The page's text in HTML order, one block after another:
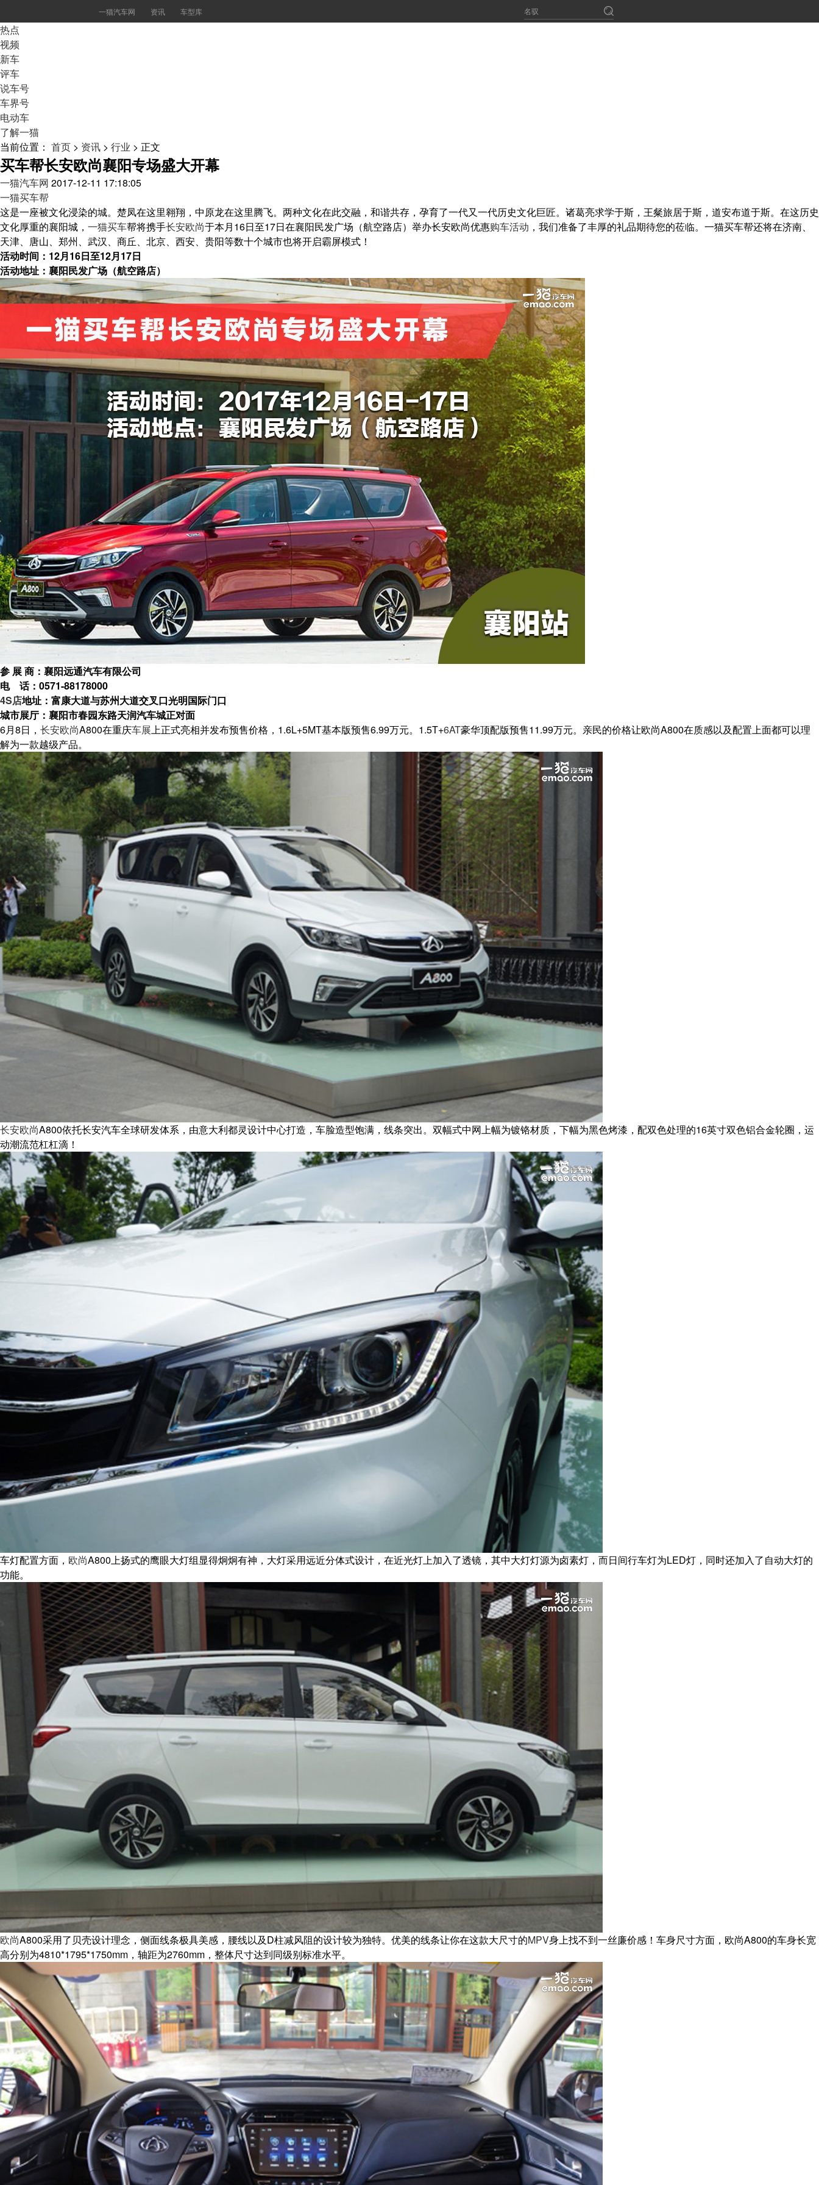
一猫汽车网 资讯 车型库
热点
视频
新车
评车
说车号
车界号
电动车
了解一猫
当前位置： 首页 > 资讯 > 行业 > 正文
买车帮长安欧尚襄阳专场盛大开幕
一猫汽车网 2017-12-11 17:18:05
一猫买车帮
这是一座被文化浸染的城。楚凤在这里翱翔，中原龙在这里腾飞。两种文化在此交融，和谐共存，孕育了一代又一代历史文化巨匠。诸葛亮求学于斯，王粲旅居于斯，道安布道于斯。在这历史
文化厚重的襄阳城， 一猫买车帮将携手长安欧尚于本月16日至17日在襄阳民发广场（航空路店）举办长安欧尚优惠购车活动 ，我们准备了丰厚的礼品期待您的莅临。一猫买车帮还将在济南、
天津、唐山、郑州、武汉、商丘、北京、西安、贵阳等数十个城市也将开启霸屏模式！
活动时间：12月16日至12月17日
活动地址：襄阳民发广场（航空路店）
参 展 商：襄阳远通汽车有限公司
电 话：0571-88178000
4S店地址：富康大道与苏州大道交叉口光明国际门口
城市展厅：襄阳市春园东路天润汽车城正对面
6月8日， 长安欧尚A800在重庆车展上正式亮相并发布预售价格，1.6L+5MT基本版预售6.99万元。1.5T+6AT豪华顶配版预售11.99万元。亲民的价格让欧尚A800在质感以及配置上面都可以理
解为一款越级产品。
长安欧尚A800依托长安汽车全球研发体系，由意大利都灵设计中心打造，车脸造型饱满，线条突出。双幅式中网上幅为镀铬材质，下幅为黑色烤漆，配双色处理的16英寸双色铝合金轮圈，运
动潮流范杠杠滴！
车灯配置方面， 欧尚A800上扬式的鹰眼大灯组显得炯炯有神，大灯采用远近分体式设计，在近光灯上加入了透镜，其中大灯灯源为卤素灯，而日间行车灯为LED灯，同时还加入了自动大灯的
功能。
欧尚A800采用了贝壳设计理念，侧面线条极具美感，腰线以及D柱减风阻的设计较为独特。优美的线条让你在这款大尺寸的MPV身上找不到一丝廉价感！车身尺寸方面，欧尚A800的车身长宽
高分别为4810*1795*1750mm，轴距为2760mm，整体尺寸达到同级别标准水平。